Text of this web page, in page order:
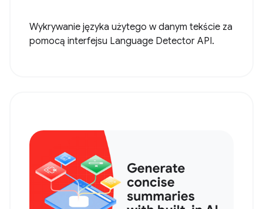
Wykrywanie języka użytego w danym tekście za
pomocą interfejsu Language Detector API.